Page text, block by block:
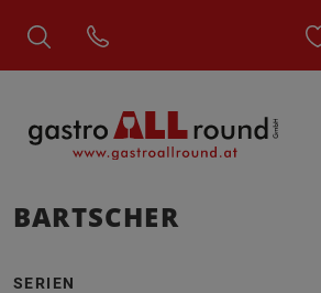
BARTSCHER
SERIEN